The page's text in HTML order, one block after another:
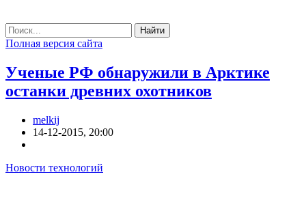
Найти
Полная версия сайта
Ученые РФ обнаружили в Арктике
останки древних охотников
melkij
14-12-2015, 20:00
Новости технологий